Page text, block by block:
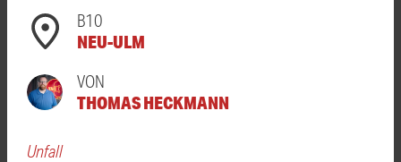
B10
NEU-ULM
VON
THOMAS HECKMANN
Unfall